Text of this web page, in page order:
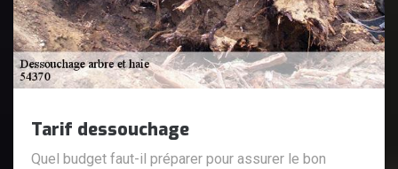
Tarif dessouchage
Quel budget faut-il préparer pour assurer le bon